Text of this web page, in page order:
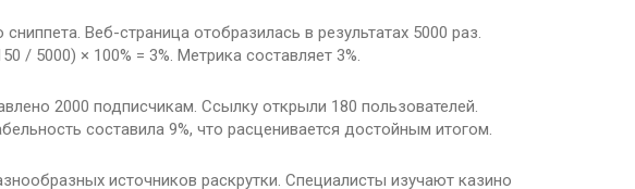
Веб-страница отобразилась в результатах 5000 раз.
/ 5000) × 100% = 3%. Метрика составляет 3%.
2000 подписчикам. Ссылку открыли 180 пользователей.
составила 9%, что расценивается достойным итогом.
источников раскрутки. Специалисты изучают казино